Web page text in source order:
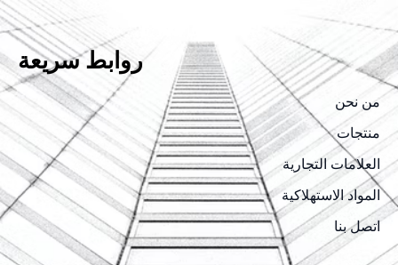
روابط سريعة
من نحن
منتجات
العلامات التجارية
المواد الاستهلاكية
اتصل بنا